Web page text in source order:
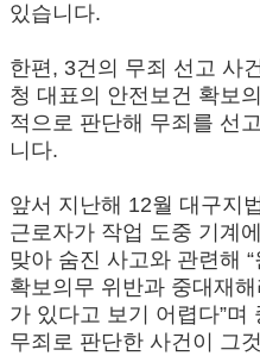
있습니다.
한편, 3건의 무죄 선고 사
청 대표의 안전보건 확보
적으로 판단해 무죄를 선
니다.
앞서 지난해 12월 대구지
근로자가 작업 도중 기계
맞아 숨진 사고와 관련해
확보의무 위반과 중대재
가 있다고 보기 어렵다”
무죄로 판단한 사건이 그